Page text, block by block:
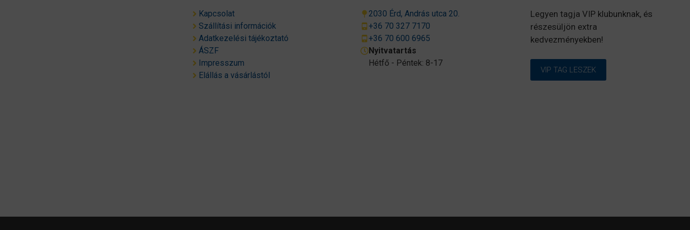
Kapcsolat
Szállítási információk
Adatkezelési tájékoztató
ÁSZF
Impresszum
Elállás a vásárlástól
2030 Érd, András utca 20.
+36 70 327 7170
+36 70 600 6965
Nyitvatartás
Hétfő - Péntek: 8-17
Legyen tagja VIP klubunknak, és
részesüljön extra
kedvezményekben!
VIP TAG LESZEK